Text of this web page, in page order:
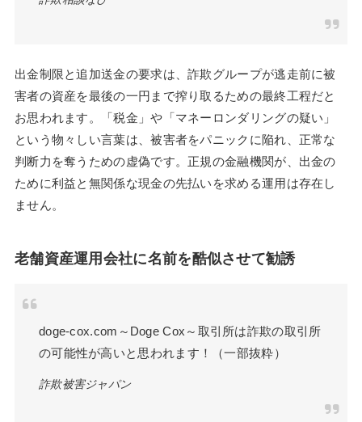
出金制限と追加送金の要求は、詐欺グループが逃走前に被
害者の資産を最後の一円まで搾り取るための最終工程だと
お思われます。「税金」や「マネーロンダリングの疑い」
という物々しい言葉は、被害者をパニックに陥れ、正常な
判断力を奪うための虚偽です。正規の金融機関が、出金の
ために利益と無関係な現金の先払いを求める運用は存在し
ません。
老舗資産運用会社に名前を酷似させて勧誘
doge-cox.com～Doge Cox～取引所は詐欺の取引所
の可能性が高いと思われます！（一部抜粋）
詐欺被害ジャパン